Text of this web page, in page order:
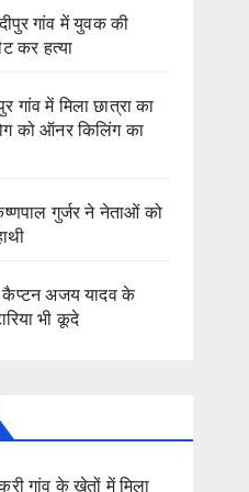
गांव में युवक की
कर हत्या
गांव में मिला छात्रा का
को ऑनर किलिंग का
गुर्जर ने नेताओं को
अजय यादव के
भी कूदे
गांव के खेतों में मिला